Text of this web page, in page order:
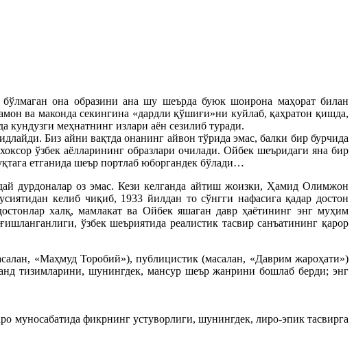
она образини ана шу шеърда буюк шоирона маҳорат билан
ва маконда секингина «дардли қўшиғи»ни куйлаб, қаҳратон қишда,
кундузги меҳнатнинг излари аён сезилиб туради.
Биз айни вақтда онанинг айвон тўрида эмас, балки бир бурчида
ўзбек аёлларининг образлари очилади. Ойбек шеъридаги яна бир
етганида шеър портлаб юборгандек бўлади…
дурдоналар оз эмас. Кези келганда айтиш жоизки, Ҳамид Олимжон
келиб чиқиб, 1933 йилдан то сўнгги нафасига қадар достон
халқ, мамлакат ва Ойбек яшаган давр ҳаётининг энг муҳим
ўзбек шеъриятида реалистик тасвир санъатининг қарор
«Маҳмуд Торобий»), публицистик (масалан, «Даврим жароҳати»)
тизимларини, шунингдек, мансур шеър жанрини бошлаб берди; энг
фикрнинг устуворлиги, шунингдек, лиро-эпик тасвирга